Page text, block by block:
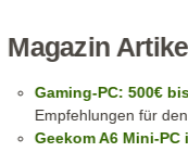
Magazin Artikel
Gaming-PC: 500€
Empfehlungen für
Geekom A6 Mini-PC